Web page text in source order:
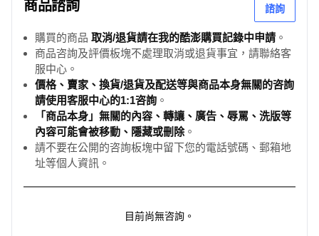
商品諮詢 諮詢
購買的商品 取消/退貨請在我的酷澎購買記錄中申請 。
商品咨詢及評價板塊不處理取消或退貨事宜，請聯絡客
服中心。
價格、賣家、換貨/退貨及配送等與商品本身無關的咨詢
請使用客服中心的1:1咨詢 。
「商品本身」無關的內容、轉讓、廣告、辱罵、洗版等
內容可能會被移動、隱藏或刪除。
請不要在公開的咨詢板塊中留下您的電話號碼、郵箱地
址等個人資訊。
目前尚無咨詢。